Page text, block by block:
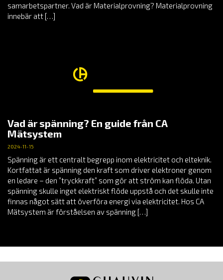
samarbetspartner. Vad är Materialprovning? Materialprovning
innebär att […]
Vad är spänning? En guide från CA
Mätsystem
2024-11-15
Spänning är ett centralt begrepp inom elektricitet och elteknik.
Kortfattat är spänning den kraft som driver elektroner genom
en ledare – den ”tryckkraft” som gör att ström kan flöda. Utan
spänning skulle inget elektriskt flöde uppstå och det skulle inte
finnas något sätt att överföra energi via elektricitet. Hos CA
Mätsystem är förståelsen av spänning […]